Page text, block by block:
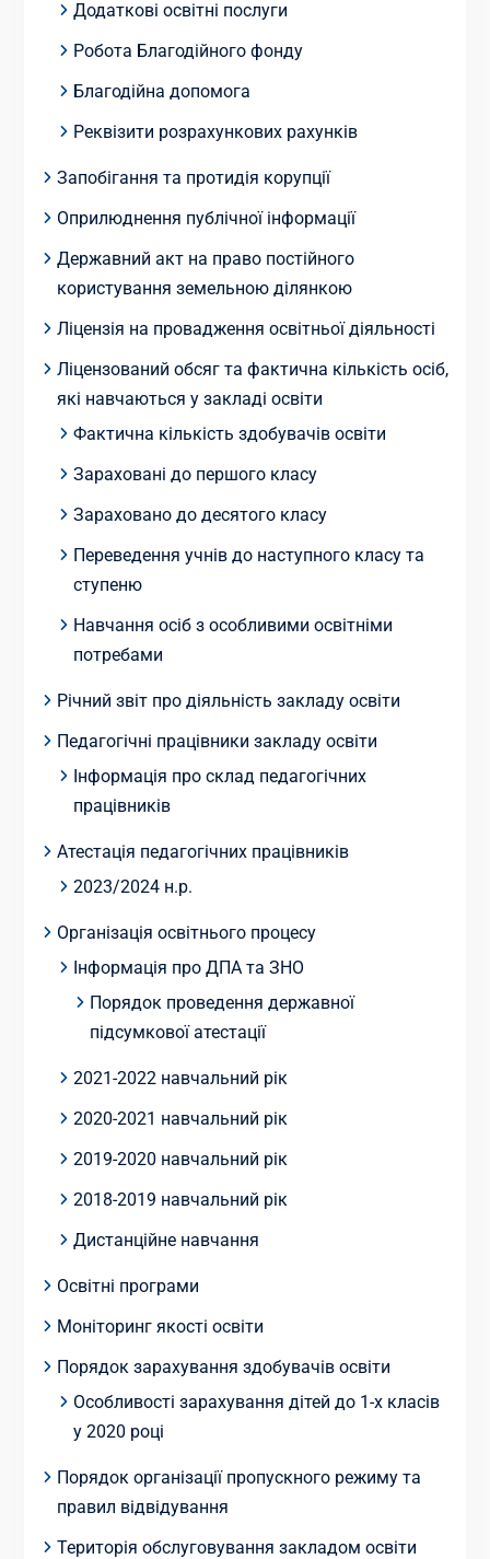
Додаткові освітні послуги
Робота Благодійного фонду
Благодійна допомога
Реквізити розрахункових рахунків
Запобігання та протидія корупції
Оприлюднення публічної інформації
Державний акт на право постійного
користування земельною ділянкою
Ліцензія на провадження освітньої діяльності
Ліцензований обсяг та фактична кількість осіб,
які навчаються у закладі освіти
Фактична кількість здобувачів освіти
Зараховані до першого класу
Зараховано до десятого класу
Переведення учнів до наступного класу та
ступеню
Навчання осіб з особливими освітніми
потребами
Річний звіт про діяльність закладу освіти
Педагогічні працівники закладу освіти
Інформація про склад педагогічних
працівників
Атестація педагогічних працівників
2023/2024 н.р.
Організація освітнього процесу
Інформація про ДПА та ЗНО
Порядок проведення державної
підсумкової атестації
2021-2022 навчальний рік
2020-2021 навчальний рік
2019-2020 навчальний рік
2018-2019 навчальний рік
Дистанційне навчання
Освітні програми
Моніторинг якості освіти
Порядок зарахування здобувачів освіти
Особливості зарахування дітей до 1-х класів
у 2020 році
Порядок організації пропускного режиму та
правил відвідування
Територія обслуговування закладом освіти